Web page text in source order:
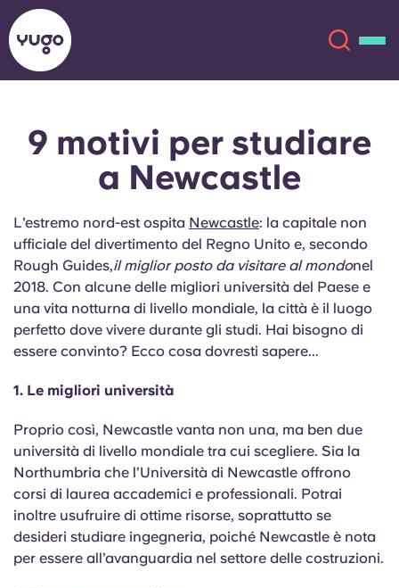
Chi siamo
Altro
English (US)
Chinese
Español
Seleziona una città
Seleziona una residenza
Accedi
Prenota ora
English (GB)
English (US)
Chinese Español
Català Deutsch
Italian French
9 motivi per studiare
a Newcastle
L'estremo nord-est ospita Newcastle: la capitale non
ufficiale del divertimento del Regno Unito e, secondo
Rough Guides,il miglior posto da visitare al mondonel
2018. Con alcune delle migliori università del Paese e
una vita notturna di livello mondiale, la città è il luogo
perfetto dove vivere durante gli studi. Hai bisogno di
essere convinto? Ecco cosa dovresti sapere...
1. Le migliori università
Proprio così, Newcastle vanta non una, ma ben due
università di livello mondiale tra cui scegliere. Sia la
Northumbria che l’Università di Newcastle offrono
corsi di laurea accademici e professionali. Potrai
inoltre usufruire di ottime risorse, soprattutto se
desideri studiare ingegneria, poiché Newcastle è nota
per essere all’avanguardia nel settore delle costruzioni.